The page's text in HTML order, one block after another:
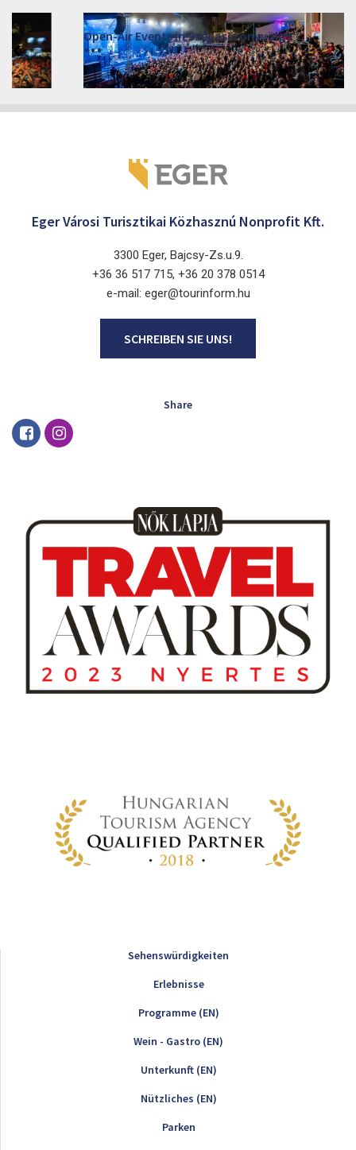
Open-Air Events in Szépasszonyvölgy
2026. Juni 19. - 2026. August 28.
Márai Központ, Eger 3300, Szépasszony-völgy 35.
Eger Városi Turisztikai Közhasznú Nonprofit Kft.
3300 Eger, Bajcsy-Zs.u.9.
+36 36 517 715, +36 20 378 0514
e-mail: eger@tourinform.hu
SCHREIBEN SIE UNS!
Share
Sehenswürdigkeiten
Erlebnisse
Programme (EN)
Wein - Gastro (EN)
Unterkunft (EN)
Nützliches (EN)
Parken